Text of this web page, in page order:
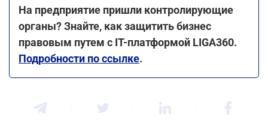
На предприятие пришли контролирующие
органы? Знайте, как защитить бизнес
правовым путем с IT-платформой LIGA360.
Подробности по ссылке.